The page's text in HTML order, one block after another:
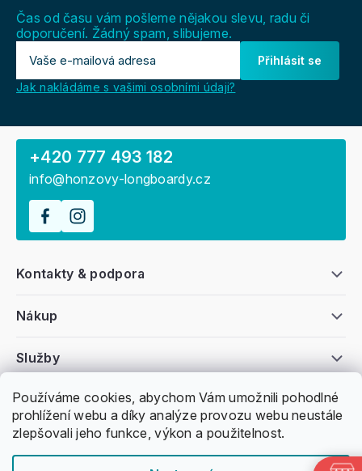
Používáme cookies, abychom Vám umožnili pohodlné
prohlížení webu a díky analýze provozu webu neustále
zlepšovali jeho funkce, výkon a použitelnost.
Čas od času vám pošleme nějakou slevu, radu či
doporučení. Žádný spam, slibujeme.
Přihlásit se
Jak nakládáme s vašimi osobními údaji?
Všeobecné informace
Nákup
Kontakty & podpora
Služby
+420 777 493 182
info@honzovy-longboardy.cz